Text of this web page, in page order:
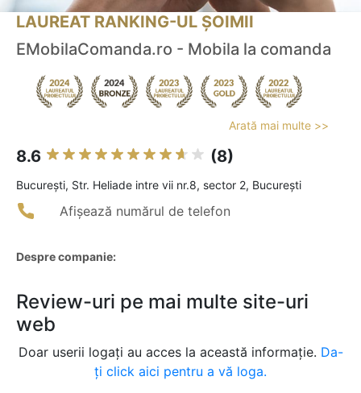
LAUREAT RANKING-UL ȘOIMII
EMobilaComanda.ro - Mobila la comanda
Arată mai multe >>
8.6 (8)
Bucureşti, Str. Heliade intre vii nr.8, sector 2, București
Afișează numărul de telefon
Despre companie:
Review-uri pe mai multe site-uri
web
Doar userii logați au acces la această informație. Da-
ți click aici pentru a vă loga.